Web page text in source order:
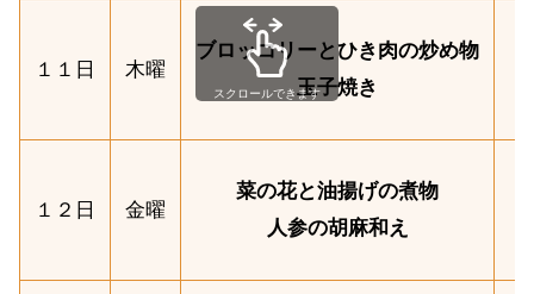
１１日 木曜
ブロッコリーとひき肉の炒め物
玉子焼き
１２日 金曜
菜の花と油揚げの煮物
人参の胡麻和え
スクロールできます